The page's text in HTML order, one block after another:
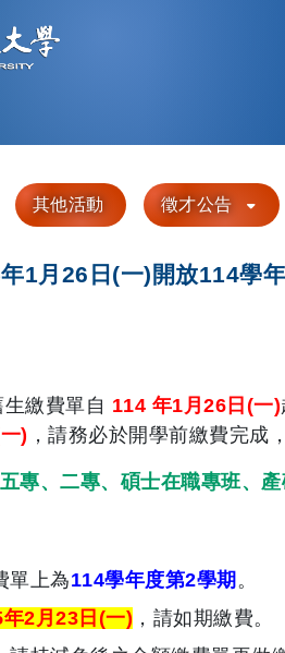
其他活動 徵才公告
年1月26日(一)開放114學
繳費單自 114 年1月26日(一)
) ，請務必於開學前繳費完成，
專、二專、碩士在職專班、產
單上為114學年度第2學期 。
年2月23日(一) ，請如期繳費。